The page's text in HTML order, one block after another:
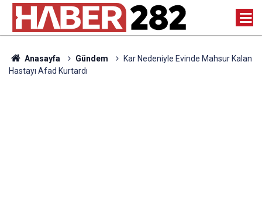
Anasayfa Gündem
Kar Nedeniyle Evinde Mahsur Kalan
Hastayı Afad Kurtardı